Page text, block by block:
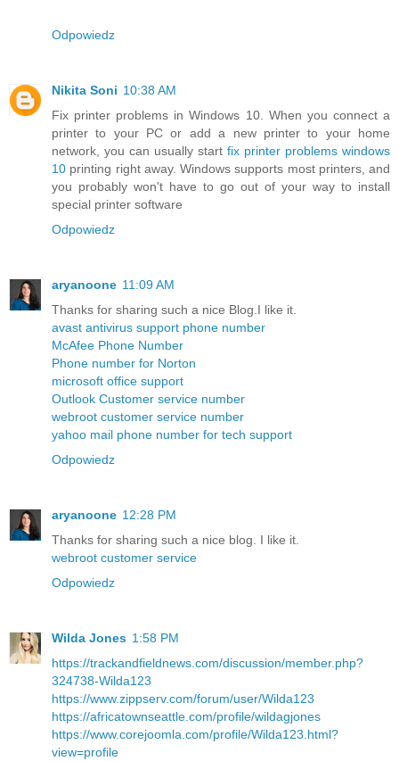
Odpowiedz
Nikita Soni 10:38 AM
Fix printer problems in Windows 10. When you connect a
printer to your PC or add a new printer to your home
network, you can usually start fix printer problems windows
10 printing right away. Windows supports most printers, and
you probably won't have to go out of your way to install
special printer software
Odpowiedz
aryanoone 11:09 AM
Thanks for sharing such a nice Blog.I like it.
avast antivirus support phone number
McAfee Phone Number
Phone number for Norton
microsoft office support
Outlook Customer service number
webroot customer service number
yahoo mail phone number for tech support
Odpowiedz
aryanoone 12:28 PM
Thanks for sharing such a nice blog. I like it.
webroot customer service
Odpowiedz
Wilda Jones 1:58 PM
https://trackandfieldnews.com/discussion/member.php?
324738-Wilda123
https://www.zippserv.com/forum/user/Wilda123
https://africatownseattle.com/profile/wildagjones
https://www.corejoomla.com/profile/Wilda123.html?
view=profile